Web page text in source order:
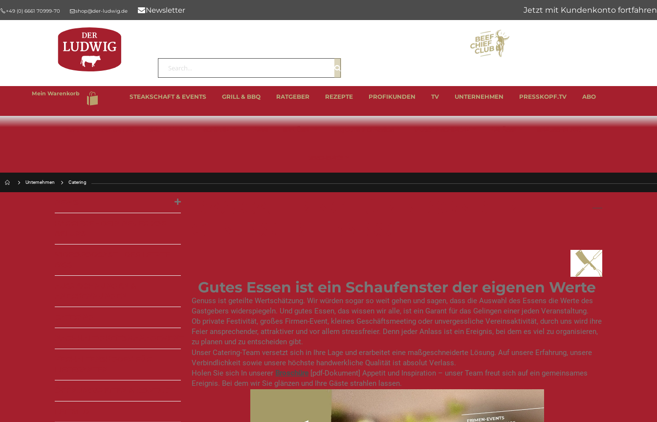
+49 (0) 6661 70999-70 shop@der-ludwig.de Newsletter
Mein Warenkorb
Suche
Suche
STEAKSCHAFT & EVENTS GRILL & BBQ RATGEBER REZEPTE PROFIKUNDEN TV UNTERNEHMEN PRESSKOPF.TV ABO
Unternehmen Catering
Gutes Essen ist ein Schaufenster der eigenen Werte
Genuss ist geteilte Wertschätzung. Wir würden sogar so weit gehen und sagen, dass die Auswahl des Essens die Werte des
Gastgebers widerspiegeln. Und gutes Essen, das wissen wir alle, ist ein Garant für das Gelingen einer jeden Veranstaltung.
Ob private Festivität, großes Firmen-Event, kleines Geschäftsmeeting oder unvergessliche Vereinsaktivität, durch uns wird ihre
Feier ansprechender, attraktiver und vor allem stressfreier. Denn jeder Anlass ist ein Ereignis, bei dem es viel zu organisieren,
zu planen und zu entscheiden gibt.
Unser Catering-Team versetzt sich in Ihre Lage und erarbeitet eine maßgeschneiderte Lösung. Auf unsere Erfahrung, unsere
Verbindlichkeit sowie unsere höchste handwerkliche Qualität ist absolut Verlass.
Holen Sie sich In unserer Broschüre [pdf-Dokument] Appetit und Inspiration – unser Team freut sich auf ein gemeinsames
Ereignis. Bei dem wir Sie glänzen und Ihre Gäste strahlen lassen.